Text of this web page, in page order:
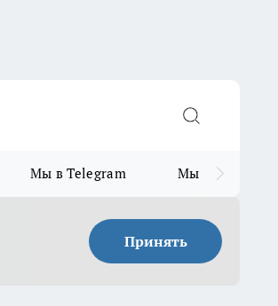
Мы в Telegram Мы в MAX
Принять